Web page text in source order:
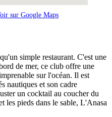
sur Google Maps
simple restaurant. C'est une
de mer, ce club offre une
sur l'océan. Il est
nautiques et son cadre
un cocktail au coucher du
les pieds dans le sable, L'Anasa